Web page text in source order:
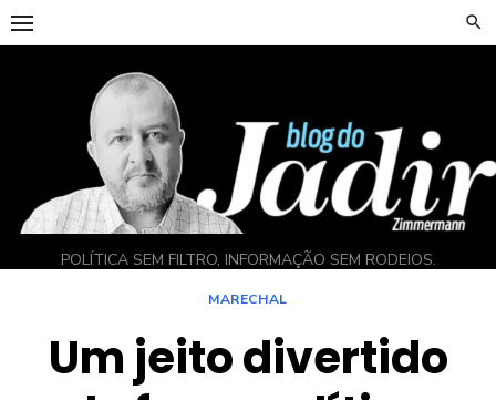
Skip
to
POLÍTICA SEM FILTRO, INFORMAÇÃO SEM RODEIOS.
MARECHAL
Um jeito divertido